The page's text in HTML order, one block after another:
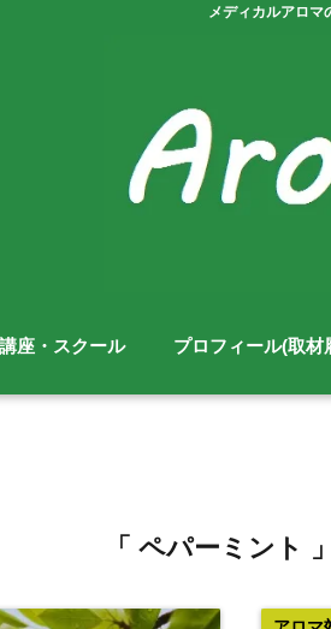
メディカルアロ
座・スクール プロフィール(取材
「 ペパーミント